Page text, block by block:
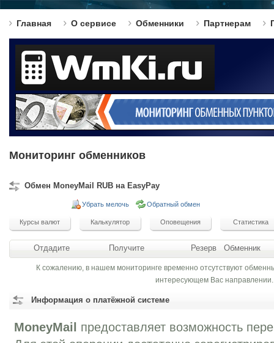
Главная О сервисе Обменники Партнерам
Мониторинг обменников
Обмен MoneyMail RUB на EasyPay
Убрать мелочь Обратный обмен
Отдадите Получите Резерв Обменник
К сожалению, в нашем мониторинге временно отсутствуют
интересующем Вас направлении.
Информация о платёжной системе
MoneyMail
предоставляет возможность